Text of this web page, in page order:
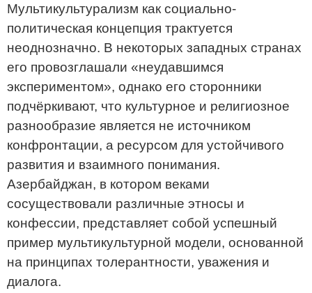
Мультикультурализм как социально-
политическая концепция трактуется
неоднозначно. В некоторых западных странах
его провозглашали «неудавшимся
экспериментом», однако его сторонники
подчёркивают, что культурное и религиозное
разнообразие является не источником
конфронтации, а ресурсом для устойчивого
развития и взаимного понимания.
Азербайджан, в котором веками
сосуществовали различные этносы и
конфессии, представляет собой успешный
пример мультикультурной модели, основанной
на принципах толерантности, уважения и
диалога.